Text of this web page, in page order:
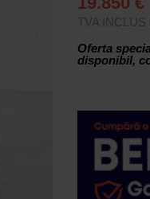
TVA INCLUS
Oferta
disponibil,